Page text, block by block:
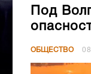
Под
ОБЩЕСТВО